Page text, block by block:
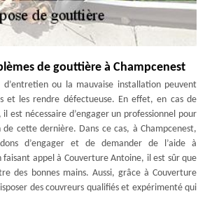
de gouttière à Champcenest
ou la mauvaise installation peuvent
et les rendre défectueuse. En effet, en cas de
est nécessaire d’engager un professionnel pour
cette dernière. Dans ce cas, à Champcenest,
d’engager et de demander de l’aide à
faisant appel à Couverture Antoine, il est sûr que
des bonnes mains. Aussi, grâce à Couverture
des couvreurs qualifiés et expérimenté qui